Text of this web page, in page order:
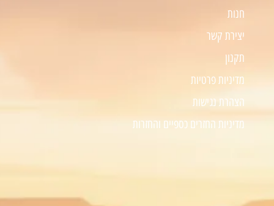
חנות
יצירת קשר
תקנון
מדיניות פרטיות
הצהרת נגישות
מדיניות החזרים כספיים והחזרות